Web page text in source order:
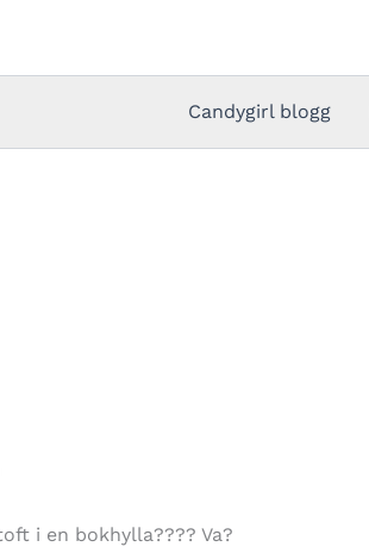
Candygirl blogg
i en bokhylla???? Va?